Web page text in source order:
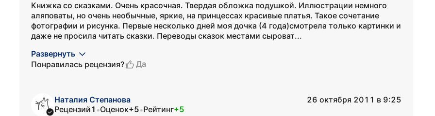
Книжка со сказками. Очень красочная. Твердая обложка подушкой. Иллюстрации немного
аляповаты, но очень необычные, яркие, на принцессах красивые платья. Такое сочетание
фотографии и рисунка. Первые несколько дней моя дочка (4 года)смотрела только картинки и
даже не просила читать сказки. Переводы сказок местами сыроват...
Развернуть
Понравилась рецензия?
Да
Наталия Степанова
26 октября 2011 в 9:25
Рецензий1 •Оценок+5•Рейтинг+5